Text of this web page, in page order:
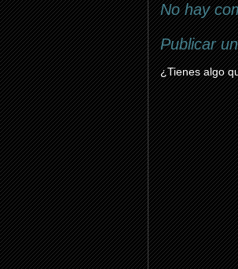
No hay
Publicar
¿Tienes algo